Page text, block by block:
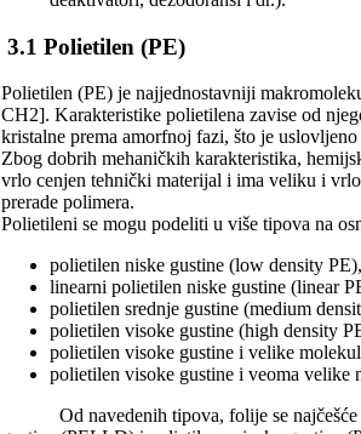
3.1 Polietilen (PE)
Polietilen (PE) je najjednostavniji
CH2]. Karakteristike polietilena zavise od
kristalne prema amorfnoj fazi, što je
Zbog dobrih mehaničkih karakteristika,
vrlo cenjen tehnički materijal i ima veliku i
prerade polimera.
Polietileni se mogu podeliti u više tipova na
polietilen niske gustine (low density
linearni polietilen niske gustine (linear
polietilen srednje gustine (medium
polietilen visoke gustine (high density
polietilen visoke gustine i velike
polietilen visoke gustine i veoma
Od navedenih tipova, folije se najčešće